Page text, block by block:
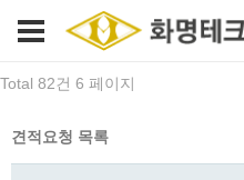
Total 82건 6 페이지
견적요청 목록